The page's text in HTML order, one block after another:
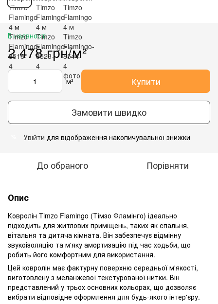
В наявності
2 478 грн/м²
м² Купити
Замовити швидко
Увійти для відображення накопичувальної знижки
До обраного Порівняти
Опис
Ковролін Timzo Flamingo (Тімзо Фламінго) ідеально
підходить для житлових приміщень, таких як спальня,
вітальня та дитяча кімната. Він забезпечує відмінну
звукоізоляцію та м'яку амортизацію під час ходьби, що
робить його комфортним для використання.
Цей ковролін має фактурну поверхню середньої м'якості,
виготовлену з меланжевої текстурованої нитки. Він
представлений у трьох основних кольорах, що дозволяє
вибрати відповідне оформлення для будь-якого інтер'єру.